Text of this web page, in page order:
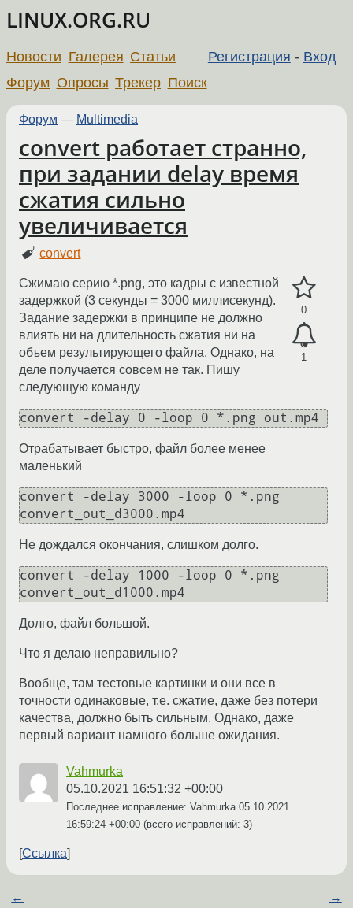
LINUX.ORG.RU
Регистрация - Вход
Новости Галерея Статьи
Форум Опросы Трекер Поиск
Форум — Multimedia
convert работает странно,
при задании delay время
сжатия сильно
увеличивается
convert
0
1
Сжимаю серию *.png, это кадры с известной
задержкой (3 секунды = 3000 миллисекунд).
Задание задержки в принципе не должно
влиять ни на длительность сжатия ни на
объем результирующего файла. Однако, на
деле получается совсем не так. Пишу
следующую команду
Отрабатывает быстро, файл более менее
маленький
convert -delay 3000 -loop 0 *.png
Не дождался окончания, слишком долго.
convert -delay 1000 -loop 0 *.png
Долго, файл большой.
Что я делаю неправильно?
Вообще, там тестовые картинки и они все в
точности одинаковые, т.е. сжатие, даже без потери
качества, должно быть сильным. Однако, даже
первый вариант намного больше ожидания.
Vahmurka
05.10.2021 16:51:32 +00:00
Последнее исправление: Vahmurka 05.10.2021
16:59:24 +00:00 (всего исправлений: 3)
Ссылка
← →